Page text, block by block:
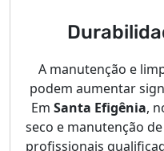
A manutenção e
podem aumentar
Em Santa Efigênia,
seco e manutenção
profissionais